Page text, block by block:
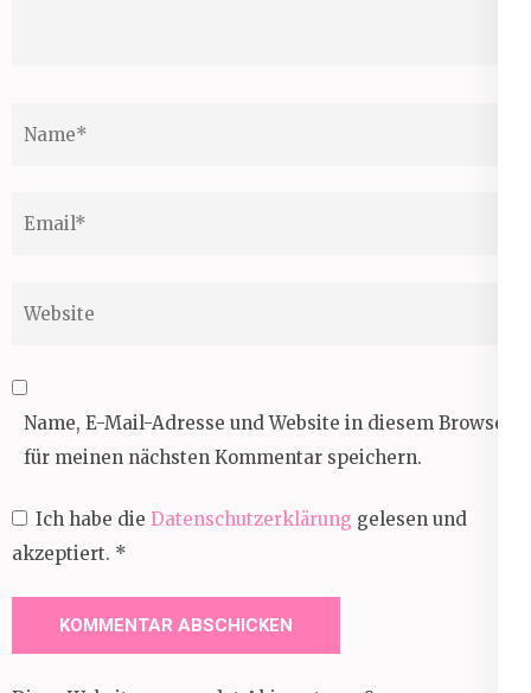
Name, E-Mail-Adresse und Website in diesem Browser
für meinen nächsten Kommentar speichern.
Ich habe die Datenschutzerklärung gelesen und
akzeptiert. *